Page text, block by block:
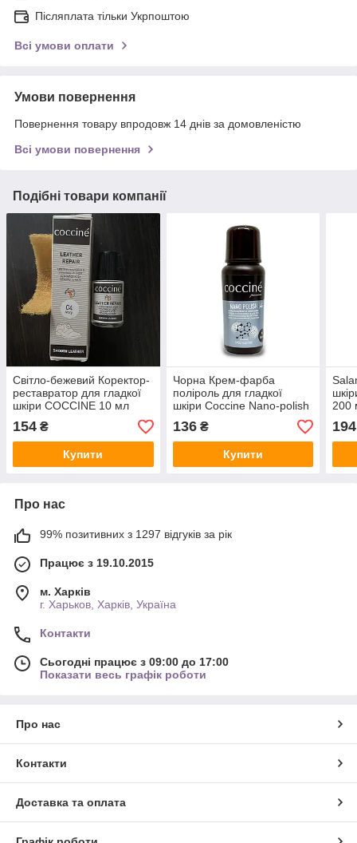
Післяплата тільки Укрпоштою
Всі умови оплати
Умови повернення
Повернення товару впродовж 14 днів за домовленістю
Всі умови повернення
Подібні товари компанії
Світло-бежевий Коректор-
реставратор для гладкої
шкіри COCCINE 10 мл
154 ₴
Купити
Чорна Крем-фарба
поліроль для гладкої
шкіри Сoccine Nano-polish
75 мл
136₴
Купити
200
194
Про нас
99% позитивних з 1297 відгуків за рік
Працює з 19.10.2015
м. Харків
г. Харьков, Харків, Україна
Контакти
Сьогодні працює з 09:00 до 17:00
Показати весь графік роботи
Про нас
Контакти
Доставка та оплата